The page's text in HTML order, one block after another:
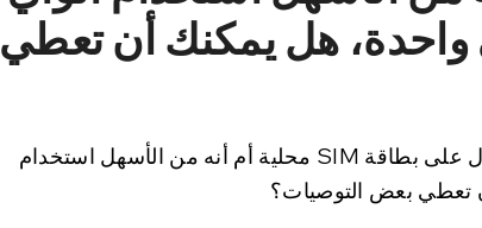
واحدة، هل يمكنك أن تعطي
نحن قادمون إلى بلغراد لمدة أسبوع، هل يستحق الحصول على بطاقة SIM محلية أم أنه من الأسهل استخدام
تعطي بعض التوصيات؟